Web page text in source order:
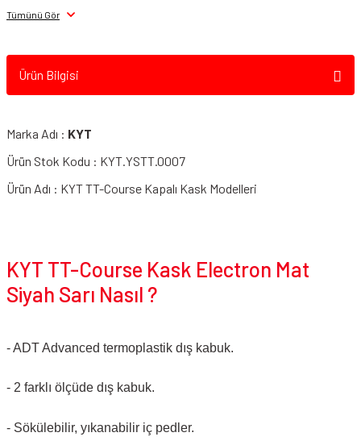
Tümünü Gör
Ürün Bilgisi
Marka Adı : KYT
Ürün Stok Kodu : KYT.YSTT.0007
Ürün Adı : KYT TT-Course Kapalı Kask Modelleri
KYT TT-Course Kask Electron Mat
Siyah Sarı Nasıl ?
- ADT Advanced termoplastik dış kabuk.
- 2 farklı ölçüde dış kabuk.
- Sökülebilir, yıkanabilir iç pedler.